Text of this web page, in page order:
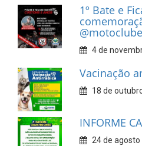
1º Bate e
4 de
Vacinação
18 de
INFORME
24 de agosto